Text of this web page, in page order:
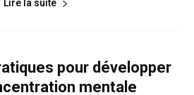
Lire la suite
pour développer
mentale